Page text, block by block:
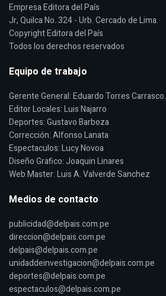
Empresa Editora del País
Jr, Quilca No. 324 - Urb. Cercado de Lima.
Copyright Editora del País
Todos los derechos reservados
Equipo de trabajo
Gerente General: Eduardo Torres Carrasco.
Editor Locales: Luis Najarro
Deportes: Gustavo Barboza
Corrección: Alfonso Lanata
Espectaculos: Lucy Novoa
Diseño Grafico: Joaquin Linares
Web Master: Luis A. Valverde Sanchez
Medios de contacto
publicidad@delpais.com.pe
direccion@delpais.com.pe
delpais@delpais.com.pe
unidaddeinvestigacion@delpais.com.pe
deportes@delpais.com.pe
espectaculos@delpais.com.pe